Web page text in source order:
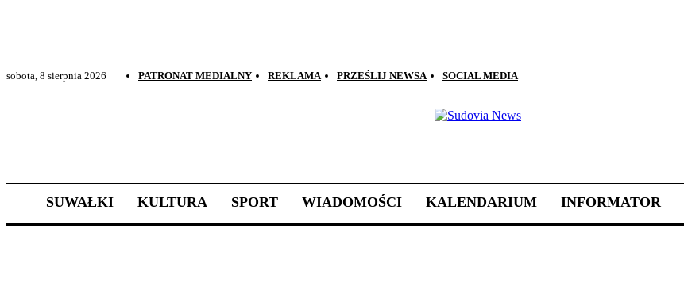
sobota, 8 sierpnia 2026 PATRONAT MEDIALNY REKLAMA PRZEŚLIJ NEWSA SOCIAL MEDIA
SUWAŁKI KULTURA SPORT WIADOMOŚCI KALENDARIUM INFORMATOR